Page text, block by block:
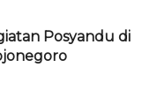
Posyandu di